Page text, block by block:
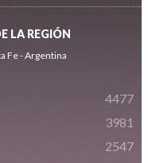
LA REGIÓN
Fe - Argentina
4477
3981
2547